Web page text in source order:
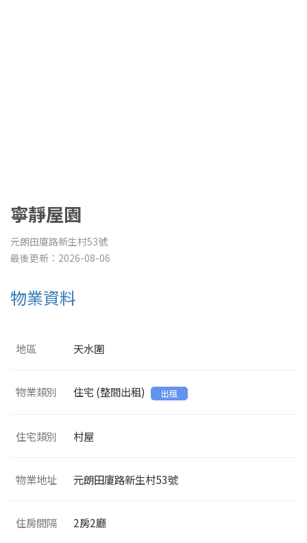
寧靜屋園
元朗田廈路新生村53號
最後更新：2026-08-06
物業資料
地區 天水圍
物業類別 住宅 (整間出租) 出租
住宅類別 村屋
物業地址 元朗田廈路新生村53號
住房間隔 2房2廳